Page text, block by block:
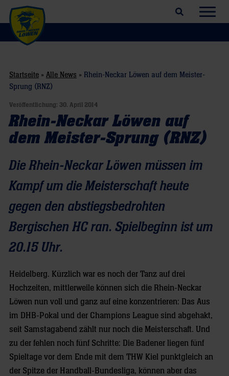
Suchfeld öffnen
Startseite » Alle News » Rhein-Neckar Löwen auf dem Meister-
Sprung (RNZ)
Veröffentlichung: 30. April 2014
Rhein-Neckar Löwen auf
dem Meister-Sprung (RNZ)
Die Rhein-Neckar Löwen müssen im
Kampf um die Meisterschaft heute
gegen den abstiegsbedrohten
Bergischen HC ran. Spielbeginn ist um
20.15 Uhr.
Heidelberg. Kürzlich war es noch der Tanz auf drei
Hochzeiten, mittlerweile können sich die Rhein-Neckar
Löwen nun voll und ganz auf eine konzentrieren: Das Aus
im DHB-Pokal und der Champions League sind abgehakt,
seit Samstagabend zählt nur noch die Meisterschaft. Und
zu der fehlen noch fünf Schritte: Die Badener liegen fünf
Spieltage vor dem Ende mit dem THW Kiel punktgleich an
der Spitze der Handball-Bundesliga, können aber das